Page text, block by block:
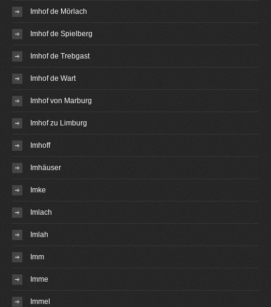
Imhof de Mörlach
Imhof de Spielberg
Imhof de Trebgast
Imhof de Wart
Imhof von Marburg
Imhof zu Limburg
Imhoff
Imhäuser
Imke
Imlach
Imlah
Imm
Imme
Immel